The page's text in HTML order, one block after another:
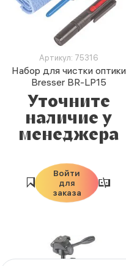
Артикул: 75316
Набор для чистки оптики
Bresser BR-LP15
Уточните
наличие у
менеджера
Войти
для
заказа